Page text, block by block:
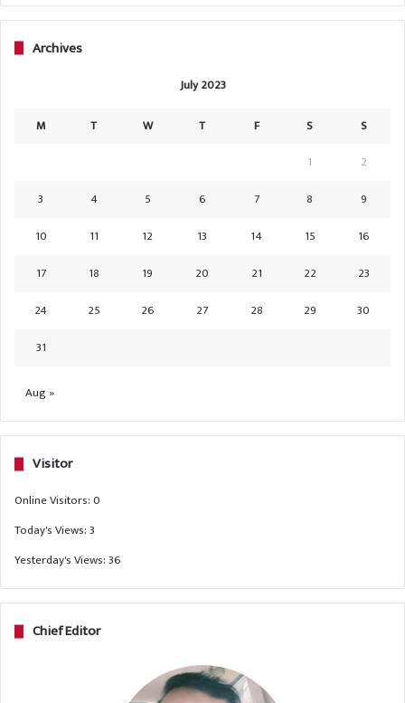
Archives
July 2023
M T W T F S
S
1
2
3
4 5 6 7 8
9
10
11 12 13 14 15
16
17
18 19 20 21 22
23
24
25 26 27 28 29
30
31
Aug »
Visitor
Online Visitors:0
Today's Views:3
Yesterday's Views:36
Chief Editor